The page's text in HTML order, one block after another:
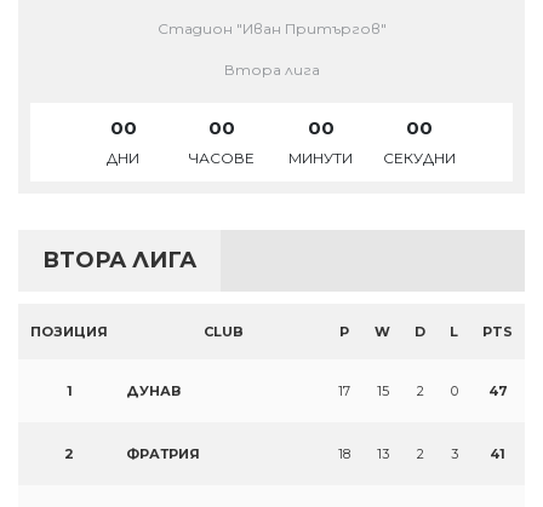
Стадион "Иван Притъргов"
Втора лига
00
ДНИ
00
ЧАСОВЕ
00
МИНУТИ
00
СЕКУДНИ
ВТОРА ЛИГА
ПОЗИЦИЯ CLUB P W D L PTS
1 ДУНАВ 17 15 2 0 47
2 ФРАТРИЯ 18 13 2 3 41